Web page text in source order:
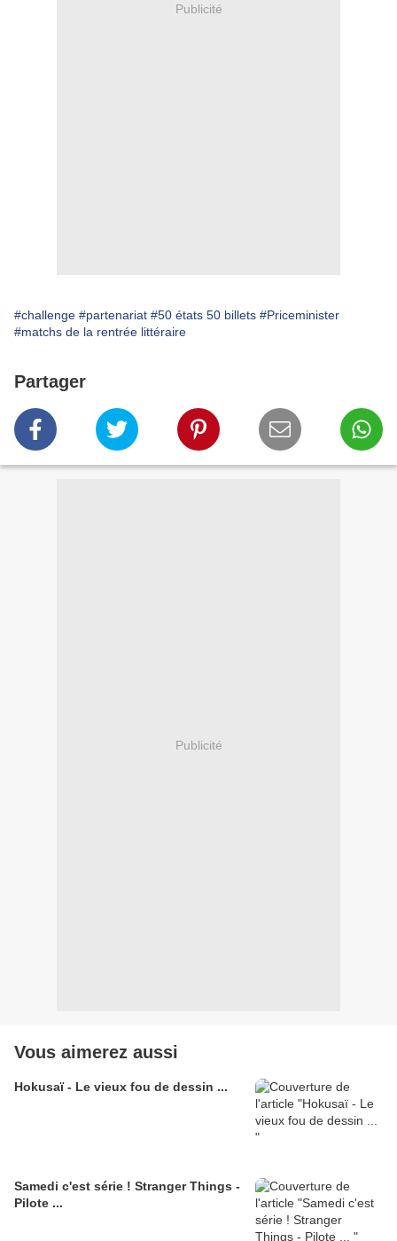
Publicité
#challenge #partenariat #50 états 50 billets #Priceminister
#matchs de la rentrée littéraire
Partager
Publicité
Vous aimerez aussi
Hokusaï - Le vieux fou de dessin ...
Samedi c'est série ! Stranger Things -
Pilote ...